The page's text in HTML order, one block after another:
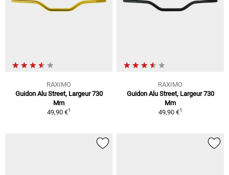
RAXIMO
Guidon Alu Street, Largeur 730
Mm
49,90 €1
RAXIMO
Guidon Alu Street, Largeur 730
Mm
49,90 €1